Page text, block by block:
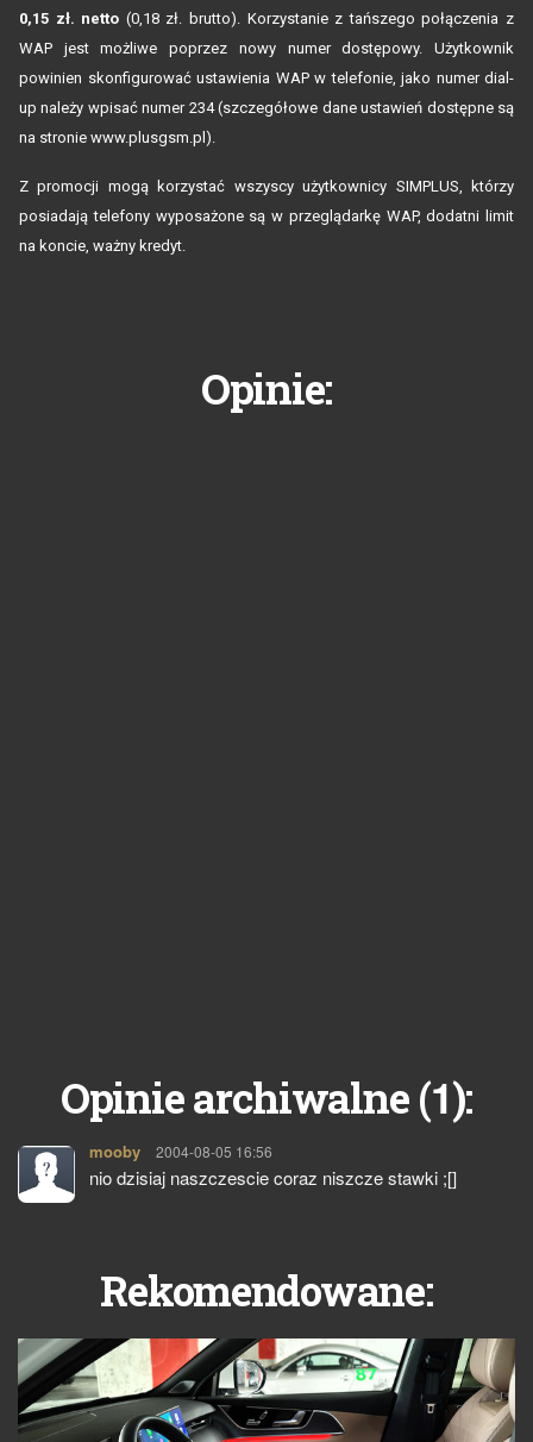
0,15 zł. netto (0,18 zł. brutto). Korzystanie z tańszego połączenia z
WAP jest możliwe poprzez nowy numer dostępowy. Użytkownik
powinien skonfigurować ustawienia WAP w telefonie, jako numer dial-
up należy wpisać numer 234 (szczegółowe dane ustawień dostępne są
na stronie www.plusgsm.pl).
Z promocji mogą korzystać wszyscy użytkownicy SIMPLUS, którzy
posiadają telefony wyposażone są w przeglądarkę WAP, dodatni limit
na koncie, ważny kredyt.
Opinie:
Opinie archiwalne (1):
mooby pisze:
2004-08-05 16:56
nio dzisiaj naszczescie coraz niszcze stawki ;[]
Rekomendowane: